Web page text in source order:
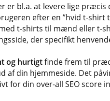
er bl.a. at levere lige præcis
efter en ”hvid t-shirt
t-shirts til mænd eller t-
der specifikt
og hurtigtfinde frem til
af din hjemmeside. Det
for din over-all SEO score